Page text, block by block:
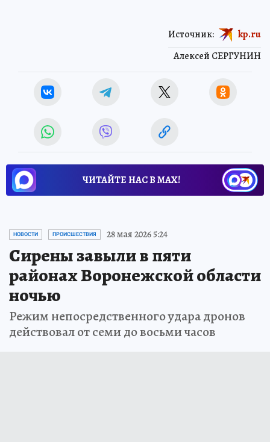
Алексей СЕРГУНИН
Источник: kp.ru
ЧИТАЙТЕ НАС В МАХ!
НОВОСТИ ПРОИСШЕСТВИЯ 28 мая 2026 5:24
Сирены завыли в пяти
районах Воронежской области
ночью
Режим непосредственного удара дронов
действовал от семи до восьми часов